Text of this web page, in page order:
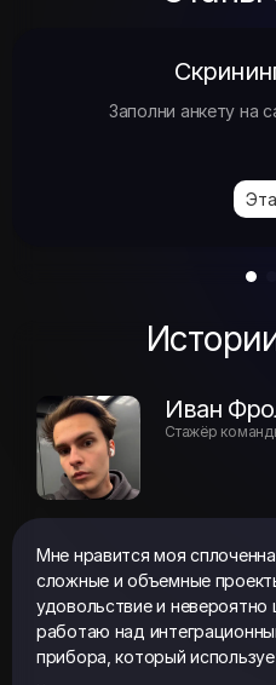
Заполни анкету на
Иван
Стажёр
Мне нравится моя
сложные и объемные
удовольствие и невероятно
работаю над
прибора, который
производствах. Это